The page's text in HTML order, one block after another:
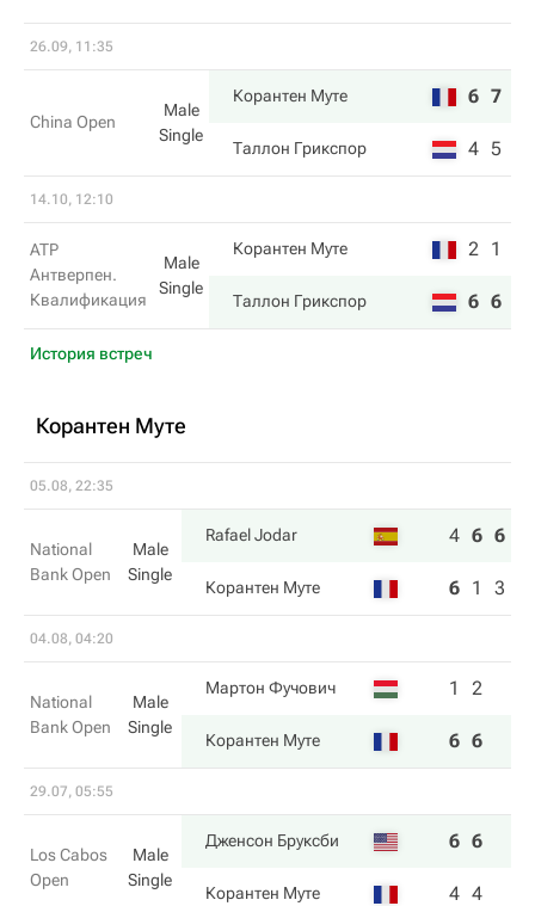
26.09, 11:35
China Open
Male
Single
Корантен Муте 6 7
Таллон Грикспор 4 5
14.10, 12:10
ATP
Антверпен.
Квалификация
Male
Single
Корантен Муте 2 1
Таллон Грикспор 6 6
История встреч
Корантен Муте
05.08, 22:35
National
Bank Open
Male
Single
Rafael Jodar 4 6 6
Корантен Муте 6 1 3
04.08, 04:20
National
Bank Open
Male
Single
Мартон Фучович 1 2
Корантен Муте 6 6
29.07, 05:55
Los Cabos
Open
Male
Single
Дженсон Бруксби 6 6
Корантен Муте 4 4